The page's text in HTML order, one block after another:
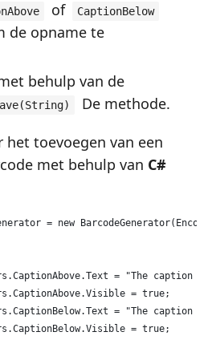
of CaptionBelow
de opname te
behulp van de
De methode.
het toevoegen van een
met behulp van C#
= new
= "The caption
= true;
= "The caption
= true;